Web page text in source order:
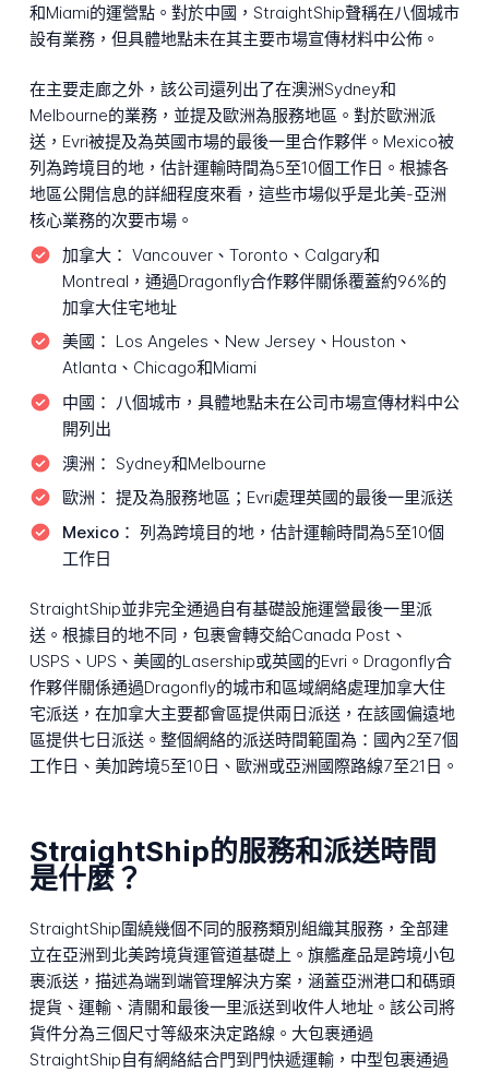
和Miami的運營點。對於中國，StraightShip聲稱在八個城市
設有業務，但具體地點未在其主要市場宣傳材料中公佈。
在主要走廊之外，該公司還列出了在澳洲Sydney和
Melbourne的業務，並提及歐洲為服務地區。對於歐洲派
送，Evri被提及為英國市場的最後一里合作夥伴。Mexico被
列為跨境目的地，估計運輸時間為5至10個工作日。根據各
地區公開信息的詳細程度來看，這些市場似乎是北美-亞洲
核心業務的次要市場。
加拿大： Vancouver、Toronto、Calgary和
Montreal，通過Dragonfly合作夥伴關係覆蓋約96%的
加拿大住宅地址
美國： Los Angeles、New Jersey、Houston、
Atlanta、Chicago和Miami
中國： 八個城市，具體地點未在公司市場宣傳材料中公
開列出
澳洲： Sydney和Melbourne
歐洲： 提及為服務地區；Evri處理英國的最後一里派送
Mexico： 列為跨境目的地，估計運輸時間為5至10個
工作日
StraightShip並非完全通過自有基礎設施運營最後一里派
送。根據目的地不同，包裹會轉交給Canada Post、
USPS、UPS、美國的Lasership或英國的Evri。Dragonfly合
作夥伴關係通過Dragonfly的城市和區域網絡處理加拿大住
宅派送，在加拿大主要都會區提供兩日派送，在該國偏遠地
區提供七日派送。整個網絡的派送時間範圍為：國內2至7個
工作日、美加跨境5至10日、歐洲或亞洲國際路線7至21日。
StraightShip的服務和派送時間
是什麼？
StraightShip圍繞幾個不同的服務類別組織其服務，全部建
立在亞洲到北美跨境貨運管道基礎上。旗艦產品是跨境小包
裹派送，描述為端到端管理解決方案，涵蓋亞洲港口和碼頭
提貨、運輸、清關和最後一里派送到收件人地址。該公司將
貨件分為三個尺寸等級來決定路線。大包裹通過
StraightShip自有網絡結合門到門快遞運輸，中型包裹通過